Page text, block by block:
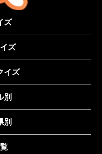
ズ
ズ
イズ
別
別